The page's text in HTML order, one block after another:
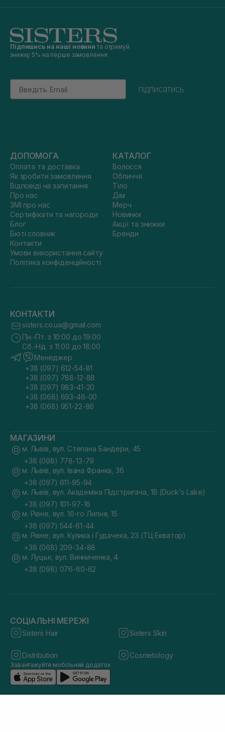
Підпишись на наші новини та отримуй
знижку 5% на перше замовлення
Email
підписатись
ДОПОМОГА
Оплата та доставка
Як зробити замовлення
Відповіді на запитання
Про нас
ЗМІ про нас
Сертифікати та нагороди
Блог
Бюті словник
Контакти
Умови використання сайту
Політика конфіденційності
КАТАЛОГ
Волосся
Обличчя
Тіло
Дім
Мерч
Новинки
Акції та знижки
Бренди
КОНТАКТИ
sisters.co.ua@gmail.com
Пн.-Пт. з 10:00 до 19:00
Сб.-Нд. з 11:00 до 18:00
Менеджер
+38 (097) 612-54-81
+38 (097) 788-12-88
+38 (097) 983-41-20
+38 (068) 693-46-00
+38 (068) 951-22-86
МАГАЗИНИ
м. Львів, вул. Степана Бандери, 45
+38 (098) 778-13-79
м. Львів, вул. Івана Франка, 36
+38 (097) 611-95-94
м. Львів, вул. Академіка Підстригача, 1В (Duck's Lake)
+38 (097) 101-97-16
м. Рівне, вул. 16-го Липня, 15
+38 (097) 544-61-44
м. Рівне, вул. Кулика і Гудачека, 23 (ТЦ Екватор)
+38 (068) 209-34-88
м. Луцьк, вул. Винниченка, 4
+38 (098) 076-60-62
СОЦІАЛЬНІ МЕРЕЖІ
Sisters Hair Sisters Skin
Distribution Cosmetology
Завантажуйте мобільний додаток